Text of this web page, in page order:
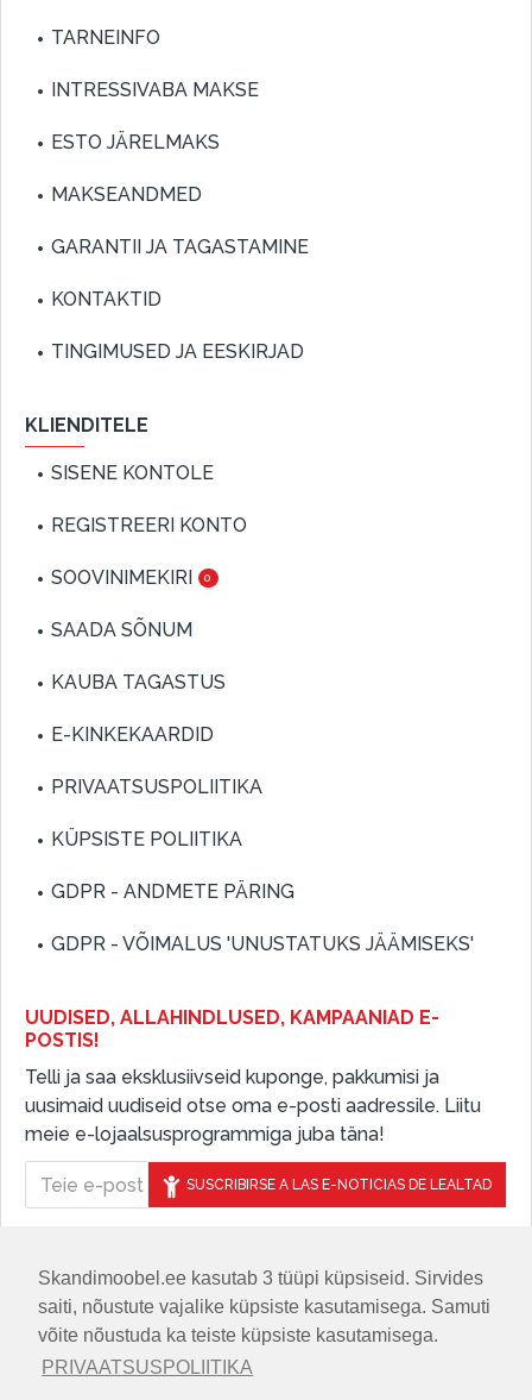
Skandimoobel.ee kasutab 3 tüüpi küpsiseid. Sirvides
saiti, nõustute vajalike küpsiste kasutamisega. Samuti
võite nõustuda ka teiste küpsiste kasutamisega.
PRIVAATSUSPOLIITIKA
TARNEINFO
INTRESSIVABA MAKSE
ESTO JÄRELMAKS
MAKSEANDMED
GARANTII JA TAGASTAMINE
KONTAKTID
TINGIMUSED JA EESKIRJAD
KLIENDITELE
SISENE KONTOLE
REGISTREERI KONTO
SOOVINIMEKIRI 0
SAADA SÕNUM
KAUBA TAGASTUS
E-KINKEKAARDID
PRIVAATSUSPOLIITIKA
KÜPSISTE POLIITIKA
GDPR - ANDMETE PÄRING
GDPR - VÕIMALUS 'UNUSTATUKS JÄÄMISEKS'
UUDISED, ALLAHINDLUSED, KAMPAANIAD E-
POSTIS!
Telli ja saa eksklusiivseid kuponge, pakkumisi ja
uusimaid uudiseid otse oma e-posti aadressile. Liitu
meie e-lojaalsusprogrammiga juba täna!
SUSCRIBIRSE A LAS E-NOTICIAS DE LEALTAD
JÄLGIGE MEID SOTSIAALMEEDIAS